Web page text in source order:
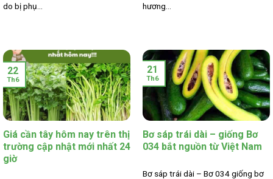
do bị phụ...
hương...
Giá cần tây hôm nay trên thị
trường cập nhật mới nhất 24
giờ
22
Th6
Bơ sáp trái dài – giống Bơ
034 bắt nguồn từ Việt Nam
Bơ sáp trái dài – Bơ 034 giống bơ
21
Th6